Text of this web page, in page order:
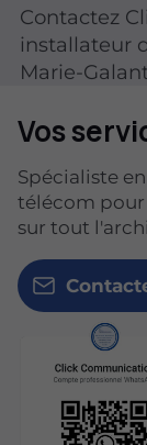
Contactez
installateur
Marie-
Vos
Spécialiste
télécom pour
sur tout